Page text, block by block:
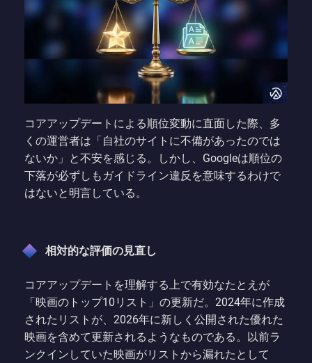
コアアップデートによる順位変動に直面した際、多
くの運営者は「自社のサイトに不備があったのでは
ないか」と不安を感じる。しかし、Googleは順位の
下落が必ずしもガイドライン違反を意味するわけで
はないと明言している。
相対的な評価の見直し
コアアップデートを理解する上で有効なたとえが
「映画のトップ10リスト」の更新だ。2024年に作成
されたリストが、2026年に新しく公開された優れた
映画を含めて更新されるようなものである。以前ラ
ンクインしていた映画がリストから漏れたとして